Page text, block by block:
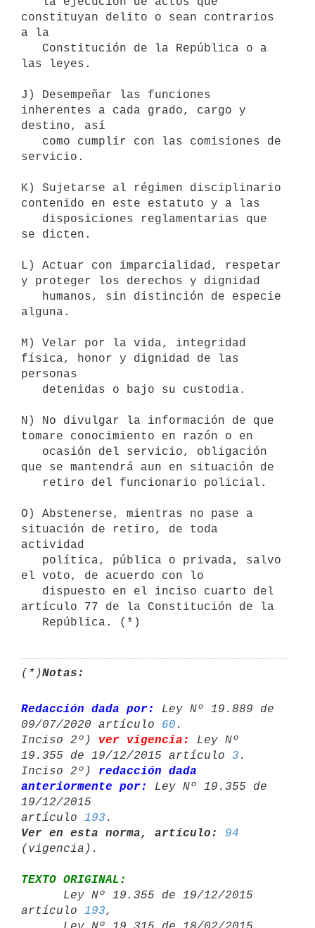
constituyan delito o sean contrarios
a la
las leyes.
J) Desempeñar las funciones
inherentes a cada grado, cargo y
destino, así
servicio.
K) Sujetarse al régimen disciplinario
contenido en este estatuto y a las
se dicten.
L) Actuar con imparcialidad, respetar
y proteger los derechos y dignidad
alguna.
M) Velar por la vida, integridad
física, honor y dignidad de las
personas
N) No divulgar la información de que
tomare conocimiento en razón o en
que se mantendrá aun en situación de
O) Abstenerse, mientras no pase a
situación de retiro, de toda
actividad
el voto, de acuerdo con lo
artículo 77 de la Constitución de la
   República. (*)
(*)Notas:
Redacción dada por:
Ley Nº 19.889 de
09/07/2020 artículo 60 .
Inciso 2º) ver vigencia:
Ley Nº
19.355 de 19/12/2015 artículo 3 .
Inciso 2º) redacción dada
anteriormente por:
Ley Nº 19.355 de
19/12/2015
artículo 193
Ver en esta norma, artículo:
94
TEXTO ORIGINAL:
artículo 193,